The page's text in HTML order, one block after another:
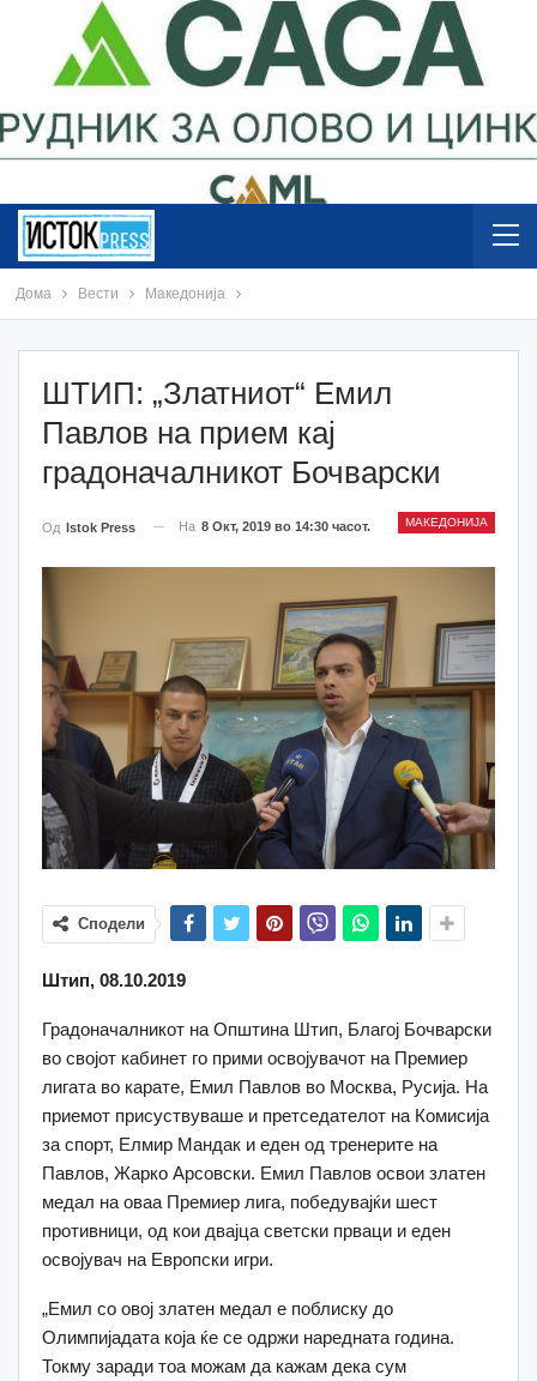
Дома Вести Македонија
ШТИП: „Златниот“ Емил
Павлов на прием кај
градоначалникот Бочварски
МАКЕДОНИЈА
Од Istok Press На 8 Окт, 2019 во 14:30 часот.
Сподели
Штип, 08.10.2019
Градоначалникот на Општина Штип, Благој Бочварски
во својот кабинет го прими освојувачот на Премиер
лигата во карате, Емил Павлов во Москва, Русија. На
приемот присуствуваше и претседателот на Комисија
за спорт, Елмир Мандак и еден од тренерите на
Павлов, Жарко Арсовски. Емил Павлов освои златен
медал на оваа Премиер лига, победувајќи шест
противници, од кои двајца светски прваци и еден
освојувач на Европски игри.
„Емил со овој златен медал е поблиску до
Олимпијадата која ќе се одржи наредната година.
Токму заради тоа можам да кажам дека сум